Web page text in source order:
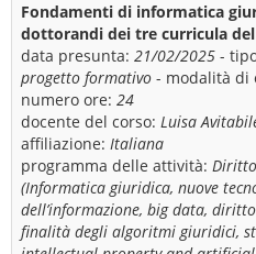
Fondamenti di informatica
dottorandi dei tre curricula
data presunta: 21/02/2025 -
progetto formativo - modalità di
numero ore: 24
docente del corso: Luisa
affiliazione: Italiana
programma delle attività:
(Informatica giuridica, nuove
dell’informazione, big data,
finalità degli algoritmi giuridici,